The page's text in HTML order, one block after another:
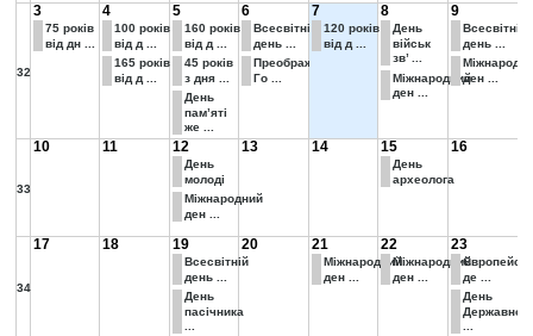
32
3
75 років
від дн ...
4
100 років
від д ...
165 років
від д ...
5
160 років
від д ...
45 років
з дня ...
День
пам’яті
же ...
6
Всесвітній
день ...
Преображення
Го ...
7
120 років
від д ...
8
День
військ
зв’ ...
Міжнародний
ден ...
9
Всесвітній
день ...
ден ...
33
10 11 12
День
молоді
Міжнародний
ден ...
13 14 15
День
археолога
16
34
17 18 19
Всесвітній
день ...
День
пасічника
...
20 21
Міжнародний
ден ...
22
Міжнародний
ден ...
23
де ...
День
Державного
...